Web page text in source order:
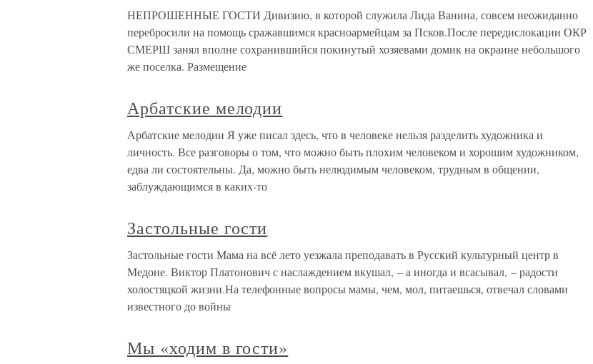
НЕПРОШЕННЫЕ ГОСТИ Дивизию, в которой служила Лида Ванина, совсем неожиданно
перебросили на помощь сражавшимся красноармейцам за Псков.После передислокации ОКР
СМЕРШ занял вполне сохранившийся покинутый хозяевами домик на окраине небольшого
же поселка. Размещение
Арбатские мелодии
Арбатские мелодии Я уже писал здесь, что в человеке нельзя разделить художника и
личность. Все разговоры о том, что можно быть плохим человеком и хорошим художником,
едва ли состоятельны. Да, можно быть нелюдимым человеком, трудным в общении,
заблуждающимся в каких-то
Застольные гости
Застольные гости Мама на всё лето уезжала преподавать в Русский культурный центр в
Медоне. Виктор Платонович с наслаждением вкушал, – а иногда и всасывал, – радости
холостяцкой жизни.На телефонные вопросы мамы, чем, мол, питаешься, отвечал словами
известного до войны
Мы «ходим в гости»